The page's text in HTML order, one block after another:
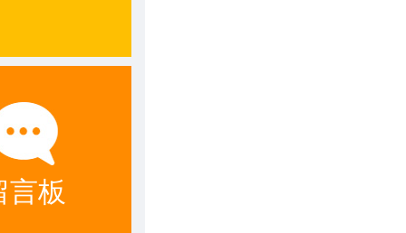
言板